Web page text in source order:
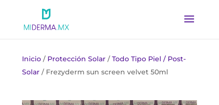
Inicio/ Protección Solar/Todo Tipo Piel / Post-
Solar/ Frezyderm sun screen velvet 50ml